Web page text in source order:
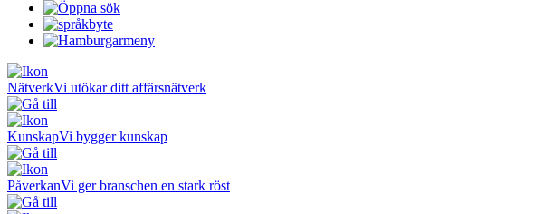
NätverkVi utökar ditt affärsnätverk
KunskapVi bygger kunskap
PåverkanVi ger branschen en stark röst